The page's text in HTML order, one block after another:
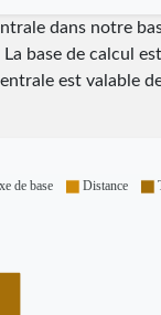
dans notre
base de calcul
est valable
de base Distance